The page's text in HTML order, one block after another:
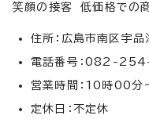
笑顔の接客 低価格での
住所：広島市南区宇
電話番号：082-
営業時間：10時00
定休日：不定休